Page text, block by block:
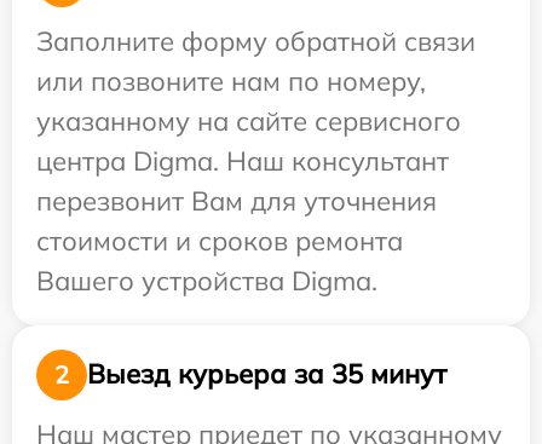
Заполните форму обратной связи
или позвоните нам по номеру,
указанному на сайте сервисного
центра Digma. Наш консультант
перезвонит Вам для уточнения
стоимости и сроков ремонта
Вашего устройства Digma.
2
Выезд курьера за 35 минут
Наш мастер приедет по указанному